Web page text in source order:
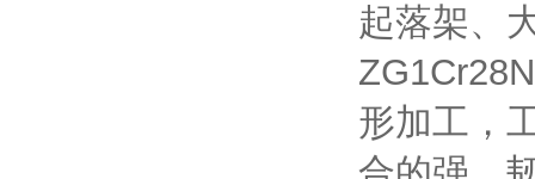
起落架、
形加工，